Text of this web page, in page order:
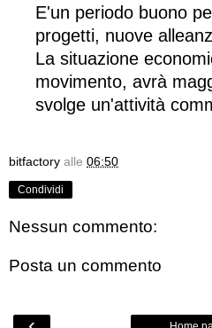
E'un periodo buono
progetti, nuove
La situazione
movimento, avrà
svolge un'attività
bitfactory alle 06:50
Condividi
Nessun commento:
Posta un commento